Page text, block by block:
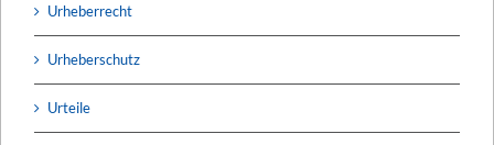
Urheberrecht
Urheberschutz
Urteile